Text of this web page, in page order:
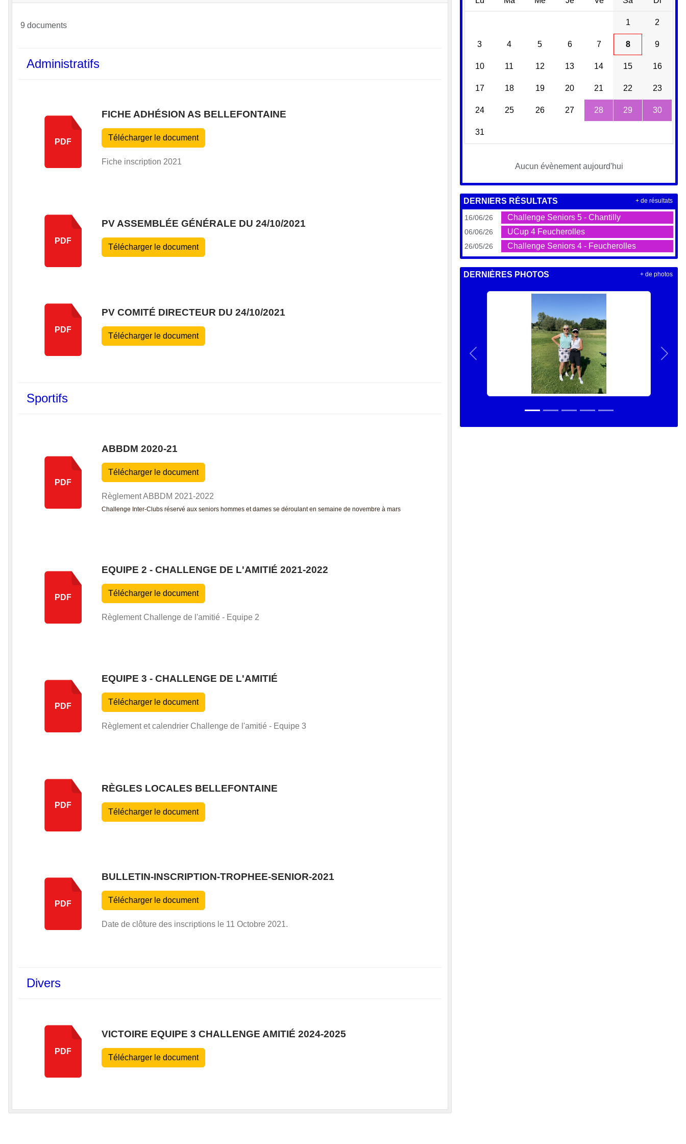
9 documents
Administratifs
PDF
FICHE ADHÉSION AS BELLEFONTAINE
Télécharger le document
Fiche inscription 2021
PDF
PV ASSEMBLÉE GÉNÉRALE DU 24/10/2021
Télécharger le document
PDF
PV COMITÉ DIRECTEUR DU 24/10/2021
Télécharger le document
Sportifs
PDF
ABBDM 2020-21
Télécharger le document
Règlement ABBDM 2021-2022
Challenge Inter-Clubs réservé aux seniors hommes et dames se déroulant en semaine de novembre à mars
PDF
EQUIPE 2 - CHALLENGE DE L'AMITIÉ 2021-2022
Télécharger le document
Règlement Challenge de l'amitié - Equipe 2
PDF
EQUIPE 3 - CHALLENGE DE L'AMITIÉ
Télécharger le document
Règlement et calendrier Challenge de l'amitié - Equipe 3
PDF
RÈGLES LOCALES BELLEFONTAINE
Télécharger le document
PDF
BULLETIN-INSCRIPTION-TROPHEE-SENIOR-2021
Télécharger le document
Date de clôture des inscriptions le 11 Octobre 2021.
Divers
PDF
VICTOIRE EQUIPE 3 CHALLENGE AMITIÉ 2024-2025
Télécharger le document
1 2
3 4 5 6 7 8 9
10 11 12 13 14 15 16
17 18 19 20 21 22 23
24 25 26 27 28 29 30
31
Aucun évènement aujourd'hui
DERNIERS RÉSULTATS
16/06/26 Challenge Seniors 5 - Chantilly
06/06/26 UCup 4 Feucherolles
26/05/26 Challenge Seniors 4 - Feucherolles
+ de résultats
DERNIÈRES PHOTOS
Précedent
+ de photos